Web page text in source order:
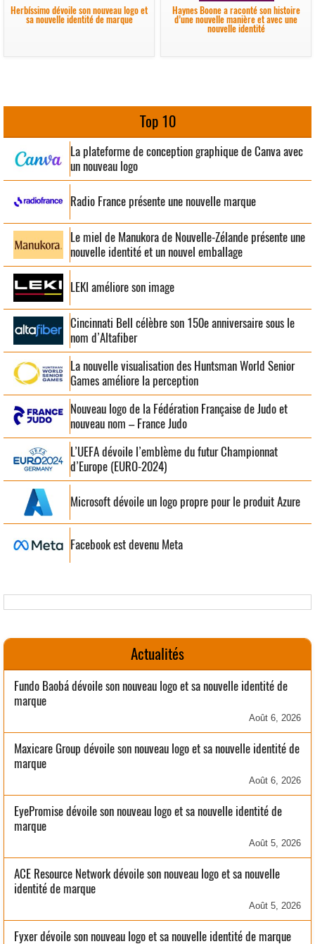
Herbíssimo dévoile son nouveau logo et
sa nouvelle identité de marque
Haynes Boone a raconté son histoire
d’une nouvelle manière et avec une
nouvelle identité
Top 10
La plateforme de conception graphique de Canva avec
un nouveau logo
Radio France présente une nouvelle marque
Le miel de Manukora de Nouvelle-Zélande présente une
nouvelle identité et un nouvel emballage
LEKI améliore son image
Cincinnati Bell célèbre son 150e anniversaire sous le
nom d’Altafiber
La nouvelle visualisation des Huntsman World Senior
Games améliore la perception
Nouveau logo de la Fédération Française de Judo et
nouveau nom – France Judo
L’UEFA dévoile l’emblème du futur Championnat
d’Europe (EURO-2024)
Microsoft dévoile un logo propre pour le produit Azure
Facebook est devenu Meta
Actualités
Fundo Baobá dévoile son nouveau logo et sa nouvelle identité de
marque
Août 6, 2026
Maxicare Group dévoile son nouveau logo et sa nouvelle identité de
marque
Août 6, 2026
EyePromise dévoile son nouveau logo et sa nouvelle identité de
marque
Août 5, 2026
ACE Resource Network dévoile son nouveau logo et sa nouvelle
identité de marque
Août 5, 2026
Fyxer dévoile son nouveau logo et sa nouvelle identité de marque